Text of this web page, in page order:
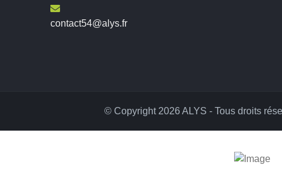
contact54@alys.fr
© Copyright 2026 ALYS - Tous droits